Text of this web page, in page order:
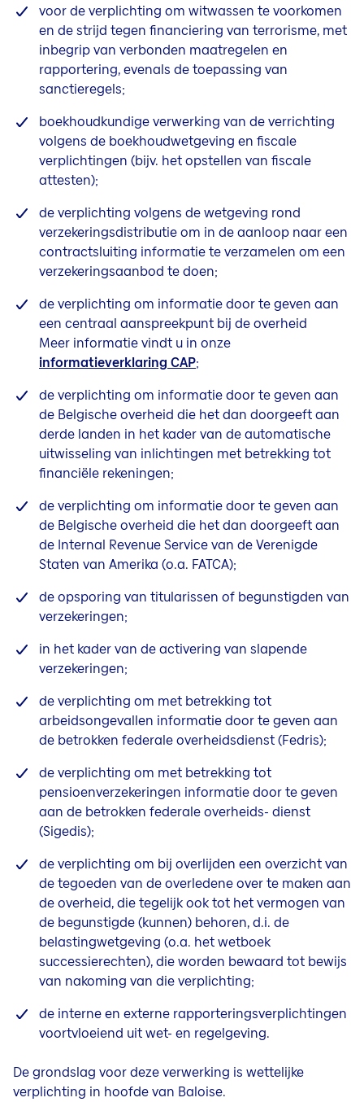
voor de verplichting om witwassen te voorkomen
en de strijd tegen financiering van terrorisme, met
inbegrip van verbonden maatregelen en
rapportering, evenals de toepassing van
sanctieregels;
boekhoudkundige verwerking van de verrichting
volgens de boekhoudwetgeving en fiscale
verplichtingen (bijv. het opstellen van fiscale
attesten);
de verplichting volgens de wetgeving rond
verzekeringsdistributie om in de aanloop naar een
contractsluiting informatie te verzamelen om een
verzekeringsaanbod te doen;
de verplichting om informatie door te geven aan
een centraal aanspreekpunt bij de overheid
Meer informatie vindt u in onze
informatieverklaring CAP;
de verplichting om informatie door te geven aan
de Belgische overheid die het dan doorgeeft aan
derde landen in het kader van de automatische
uitwisseling van inlichtingen met betrekking tot
financiële rekeningen;
de verplichting om informatie door te geven aan
de Belgische overheid die het dan doorgeeft aan
de Internal Revenue Service van de Verenigde
Staten van Amerika (o.a. FATCA);
de opsporing van titularissen of begunstigden van
verzekeringen;
in het kader van de activering van slapende
verzekeringen;
de verplichting om met betrekking tot
arbeidsongevallen informatie door te geven aan
de betrokken federale overheidsdienst (Fedris);
de verplichting om met betrekking tot
pensioenverzekeringen informatie door te geven
aan de betrokken federale overheids- dienst
(Sigedis);
de verplichting om bij overlijden een overzicht van
de tegoeden van de overledene over te maken aan
de overheid, die tegelijk ook tot het vermogen van
de begunstigde (kunnen) behoren, d.i. de
belastingwetgeving (o.a. het wetboek
successierechten), die worden bewaard tot bewijs
van nakoming van die verplichting;
de interne en externe rapporteringsverplichtingen
voortvloeiend uit wet- en regelgeving.
De grondslag voor deze verwerking is wettelijke
verplichting in hoofde van Baloise.